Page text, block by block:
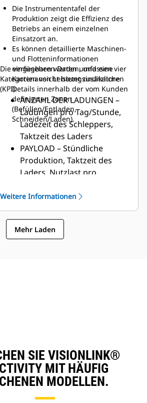
Die Instrumententafel der
Produktion zeigt die Effizienz des
Betriebs an einem einzelnen
Einsatzort an.
Es können detaillierte Maschinen-
und Flotteninformationen
eingesehen werden, und eine
Kartenansicht bietet zusätzliche
Details innerhalb der vom Kunden
definierten Zonen
(Befüllen/Entladen,
Schneiden/Laden).
Die verfügbaren Daten umfassen vier
Kategorien von Leistungsindikatoren
(KPI):
ANZAHL DER LADUNGEN –
Ladungen pro Tag/Stunde,
Ladezeit des Schleppers,
Taktzeit des Laders
PAYLOAD – Stündliche
Produktion, Taktzeit des
Laders, Nutzlast pro
SEGMENT – Gesamtlaufzeit,
gestoppte Zeit leer und
beladen, Taktzeit
GESCHÄTZTES VOLUMEN –
Weitere Informationen
Mehr Laden
SIE VISIONLINK®
MIT HÄUFIG
MODELLEN.